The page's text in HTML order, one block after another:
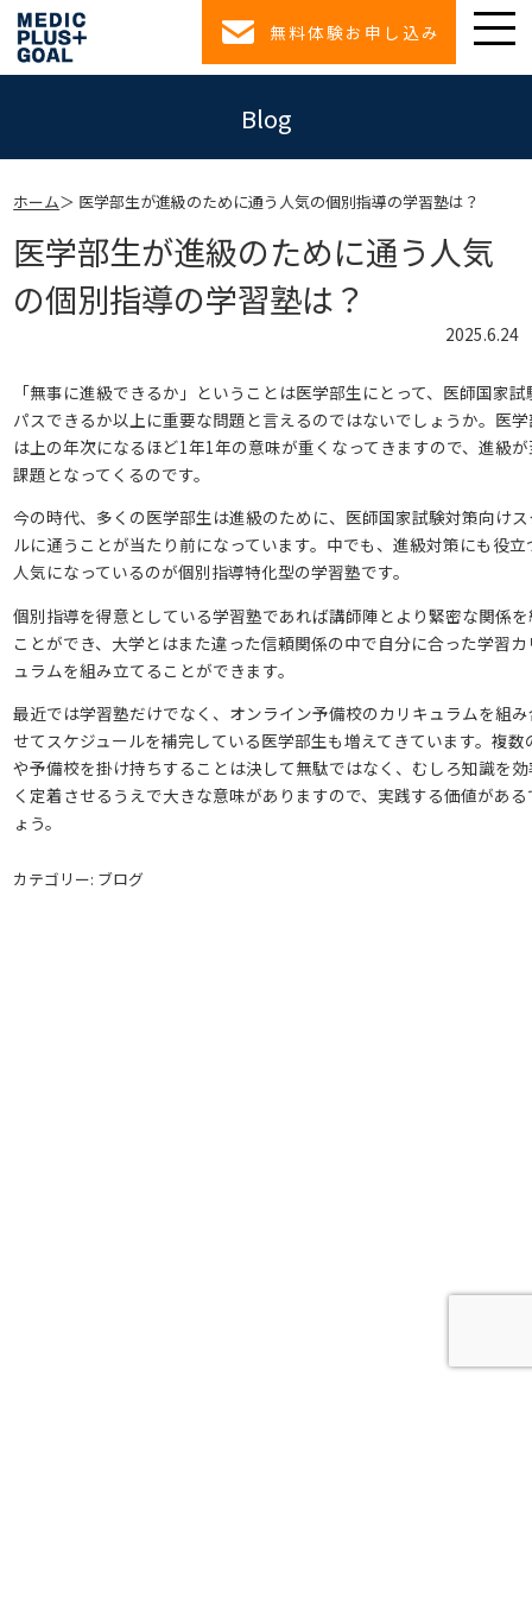
無料体験お申し込み
Blog
ホーム 医学部生が進級のために通う人気の個別指導の学習塾は？
医学部生が進級のために通う人気
の個別指導の学習塾は？
2025.6.24
「無事に進級できるか」ということは医学部生にとって、医師国家試
パスできるか以上に重要な問題と言えるのではないでしょうか。医
は上の年次になるほど1年1年の意味が重くなってきますので、進級
課題となってくるのです。
今の時代、多くの医学部生は進級のために、医師国家試験対策向け
ルに通うことが当たり前になっています。中でも、進級対策にも役立
人気になっているのが個別指導特化型の学習塾です。
個別指導を得意としている学習塾であれば講師陣とより緊密な関係
ことができ、大学とはまた違った信頼関係の中で自分に合った学習
ュラムを組み立てることができます。
最近では学習塾だけでなく、オンライン予備校のカリキュラムを組
せてスケジュールを補完している医学部生も増えてきています。複数
や予備校を掛け持ちすることは決して無駄ではなく、むしろ知識を
く定着させるうえで大きな意味がありますので、実践する価値があ
ょう。
カテゴリー: ブログ